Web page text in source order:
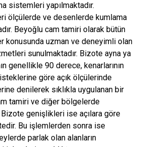
sistemleri yapılmaktadır.
ölçülerde ve desenlerde kumlama
Beyoğlu cam tamiri olarak bütün
konusunda uzman ve deneyimli olan
sunulmaktadır. Bizote ayna ya
genellikle 90 derece, kenarlarının
isteklerine göre açık ölçülerinde
denilerek sıklıkla uygulanan bir
tamiri ve diğer bölgelerde
genişlikleri ise açılara göre
Bu işlemlerden sonra ise
parlak olan alanların